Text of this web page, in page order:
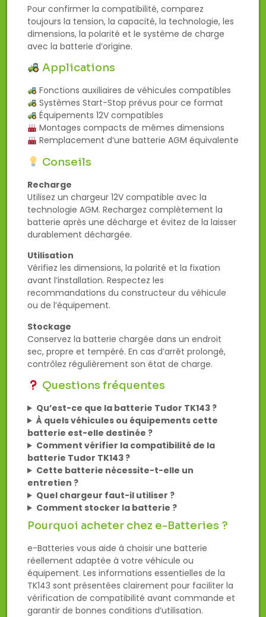
Pour confirmer la compatibilité, comparez
toujours la tension, la capacité, la technologie, les
dimensions, la polarité et le système de charge
avec la batterie d’origine.
Applications
Fonctions auxiliaires de véhicules compatibles
Systèmes Start-Stop prévus pour ce format
Équipements 12V compatibles
Montages compacts de mêmes dimensions
Remplacement d’une batterie AGM équivalente
Conseils
Recharge
Utilisez un chargeur 12V compatible avec la
technologie AGM. Rechargez complètement la
batterie après une décharge et évitez de la laisser
durablement déchargée.
Utilisation
Vérifiez les dimensions, la polarité et la fixation
avant l’installation. Respectez les
recommandations du constructeur du véhicule
ou de l’équipement.
Stockage
Conservez la batterie chargée dans un endroit
sec, propre et tempéré. En cas d’arrêt prolongé,
contrôlez régulièrement son état de charge.
Questions fréquentes
Qu’est-ce que la batterie Tudor TK143 ?
À quels véhicules ou équipements cette
batterie est-elle destinée ?
Comment vérifier la compatibilité de la
batterie Tudor TK143 ?
Cette batterie nécessite-t-elle un
entretien ?
Quel chargeur faut-il utiliser ?
Comment stocker la batterie ?
Pourquoi acheter chez e-Batteries ?
e-Batteries vous aide à choisir une batterie
réellement adaptée à votre véhicule ou
équipement. Les informations essentielles de la
TK143 sont présentées clairement pour faciliter la
vérification de compatibilité avant commande et
garantir de bonnes conditions d’utilisation.